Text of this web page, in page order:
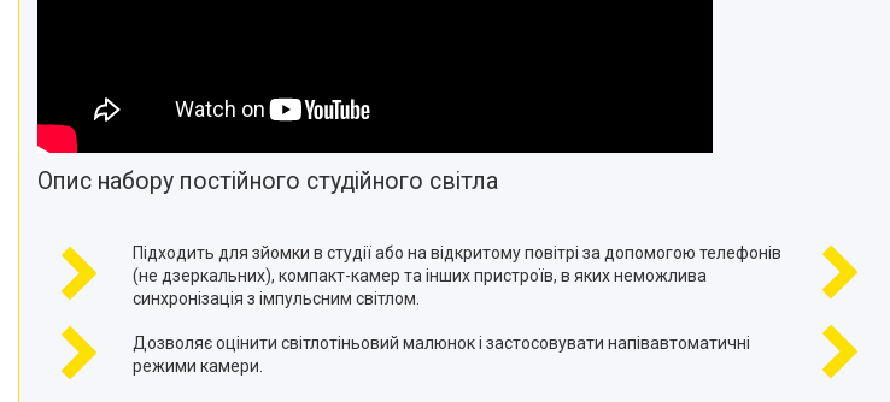
Опис набору постійного студійного світла
Підходить для зйомки в студії або на відкритому повітрі за допомогою телефонів
(не дзеркальних), компакт-камер та інших пристроїв, в яких неможлива
синхронізація з імпульсним світлом.
Дозволяє оцінити світлотіньовий малюнок і застосовувати напівавтоматичні
режими камери.